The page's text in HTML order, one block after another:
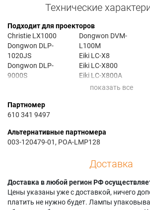
Технические
Подходит для проекторов
Christie LX1000
Dongwon DLP-
1020JS
Dongwon DLP-
9000S
Dongwon DVM-
L100M
Eiki LC-X8
Eiki LC-X800
Eiki LC-X800A
Eiki LC-X800Ai
Партномер
610 341 9497
Альтернативные партномера
003-120479-01, POA-LMP128
Доставка
Доставка в любой регион РФ
Цены указаны уже с доставкой, ничего
платить не нужно будет. Лампы